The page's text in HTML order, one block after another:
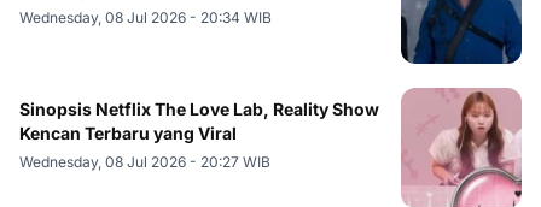
Wednesday, 08 Jul 2026 - 20:34 WIB
Sinopsis Netflix The Love Lab, Reality Show
Kencan Terbaru yang Viral
Wednesday, 08 Jul 2026 - 20:27 WIB